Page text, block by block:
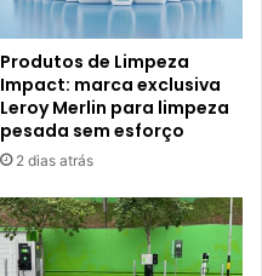
Produtos de Limpeza
Impact: marca exclusiva
Leroy Merlin para limpeza
pesada sem esforço
2 dias atrás